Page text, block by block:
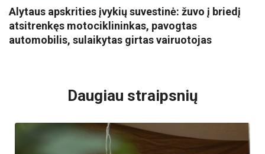
Alytaus apskrities įvykių suvestinė: žuvo į briedį
atsitrenkęs motociklininkas, pavogtas
automobilis, sulaikytas girtas vairuotojas
Daugiau straipsnių